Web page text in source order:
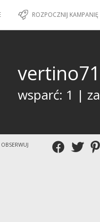
ROZPOCZNIJ KAMPANIĘ
vertino71
wsparć: 1 |
OBSERWUJ